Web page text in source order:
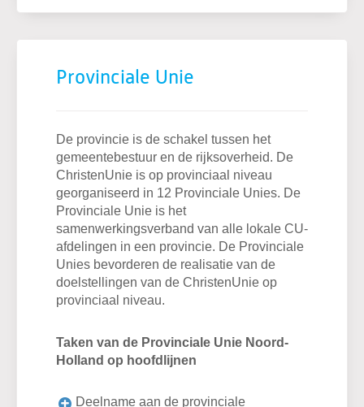
Provinciale Unie
De provincie is de schakel tussen het
gemeentebestuur en de rijksoverheid. De
ChristenUnie is op provinciaal niveau
georganiseerd in 12 Provinciale Unies. De
Provinciale Unie is het
samenwerkingsverband van alle lokale CU-
afdelingen in een provincie. De Provinciale
Unies bevorderen de realisatie van de
doelstellingen van de ChristenUnie op
provinciaal niveau.
Taken van de Provinciale Unie Noord-
Holland op hoofdlijnen
Deelname aan de provinciale